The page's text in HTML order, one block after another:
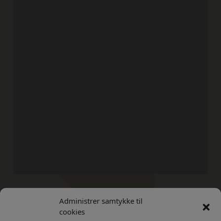
Administrer samtykke til
cookies
Kontakt